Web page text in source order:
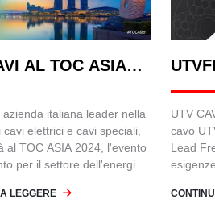
AL TOC ASIA
azienda italiana leader nella
elettrici e cavi speciali,
al TOC ASIA 2024, l'evento
per il settore dell'energia e
LEGGERE
UTV
cavo
Lead